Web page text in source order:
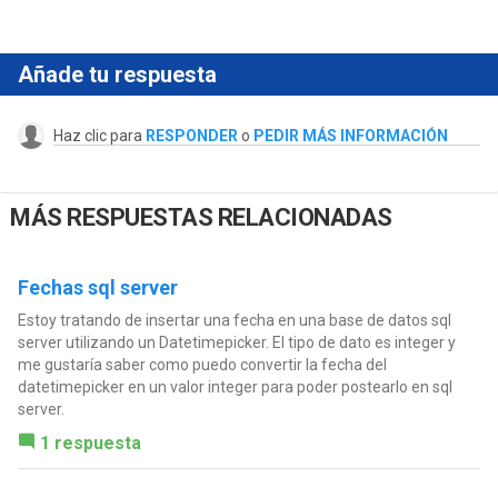
Añade tu respuesta
Haz clic para RESPONDER o PEDIR MÁS INFORMACIÓN
MÁS RESPUESTAS RELACIONADAS
Fechas sql server
Estoy tratando de insertar una fecha en una base de datos sql
server utilizando un Datetimepicker. El tipo de dato es integer y
me gustaría saber como puedo convertir la fecha del
datetimepicker en un valor integer para poder postearlo en sql
server.
1 respuesta